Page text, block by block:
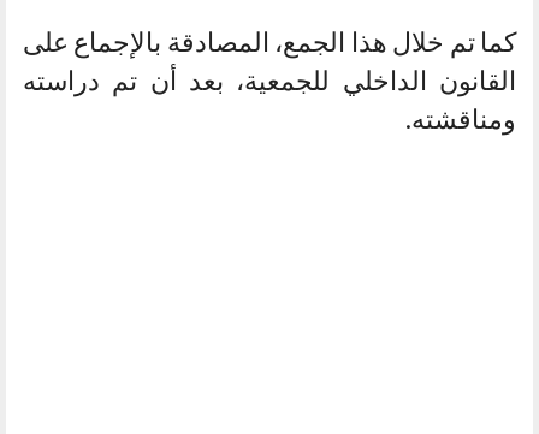
كما تم خلال هذا الجمع، المصادقة بالإجماع على
القانون الداخلي للجمعية، بعد أن تم دراسته
ومناقشته.